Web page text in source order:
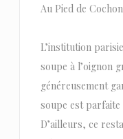
Au Pied de Cochon
L’institution
soupe à l’oignon
généreusement
soupe est
D’ailleurs, ce